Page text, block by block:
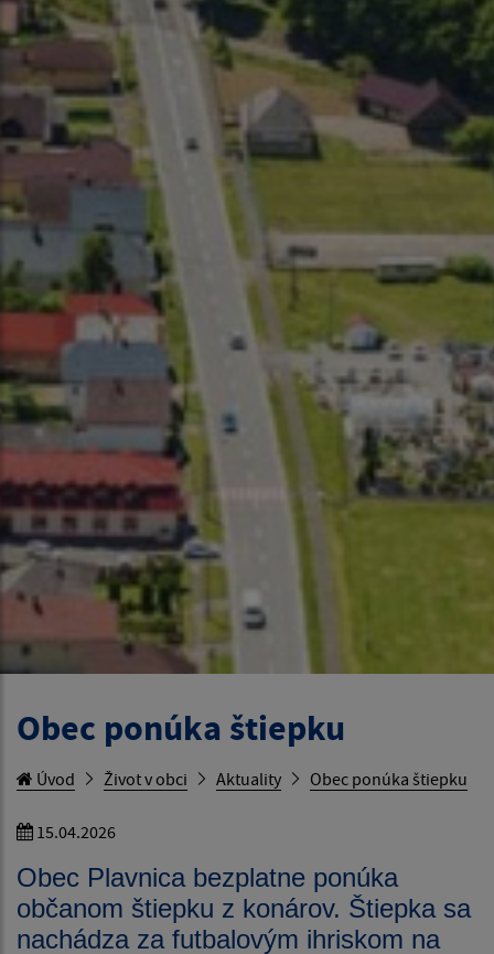
Obec ponúka štiepku
Úvod Život v obci Aktuality Obec ponúka štiepku
15.04.2026
Obec Plavnica bezplatne ponúka
občanom štiepku z konárov. Štiepka sa
nachádza za futbalovým ihriskom na